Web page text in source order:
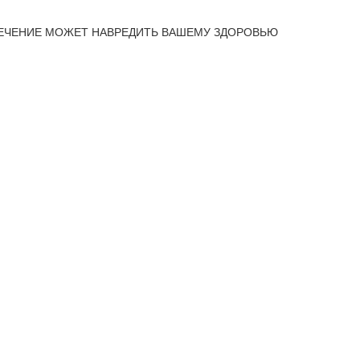
МОЖЕТ НАВРЕДИТЬ ВАШЕМУ ЗДОРОВЬЮ